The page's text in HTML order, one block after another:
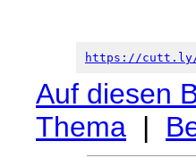
https://cutt.ly/
Auf diesen
Thema |